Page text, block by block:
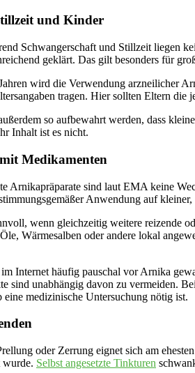
und Kinder
Schwangerschaft und Stillzeit liegen
geklärt. Das gilt besonders für
wird die Verwendung arzneilicher
tragen. Hier sollten Eltern
so aufbewahrt werden, dass
Inhalt ist es nicht.
Medikamenten
Arnikapräparate sind laut EMA keine
Anwendung auf
wenn gleichzeitig weitere reizende
Wärmesalben oder andere lokal
Internet häufig pauschal vor Arnika
sind unabhängig davon zu vermeiden.
eine medizinische Untersuchung nötig ist.
oder Zerrung eignet sich am
wurde. Selbst angesetzte Tinkturen